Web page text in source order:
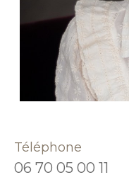
Téléphone
06 70 05 00 11